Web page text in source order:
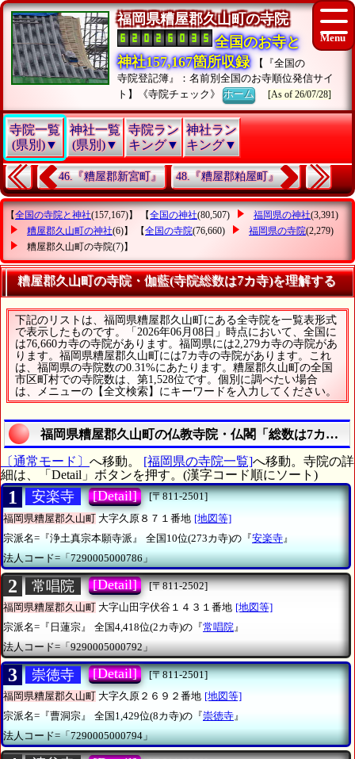
福岡県糟屋郡久山町の寺院
全国のお寺と
神社157,167箇所収録
【『全国の
寺院登記簿』：名前別全国のお寺順位発信サイ
ト】《寺院チェック》ホーム [As of 26/07/28]
寺院一覧
(県別)▼
神社一覧
(県別)▼
寺院ラン
キング▼
神社ラン
キング▼
46.『糟屋郡新宮町』 48.『糟屋郡粕屋町』
【全国の寺院と神社(157,167)】 【全国の神社(80,507) 福岡県の神社(3,391)
糟屋郡久山町の神社(6)】 【全国の寺院(76,660) 福岡県の寺院(2,279)
糟屋郡久山町の寺院(7)】
糟屋郡久山町の寺院・伽藍(寺院総数は7カ寺)を理解する
下記のリストは、福岡県糟屋郡久山町にある全寺院を一覧表形式
で表示したものです。「2026年06月08日」時点において、全国に
は76,660カ寺の寺院があります。福岡県には2,279カ寺の寺院があ
ります。福岡県糟屋郡久山町には7カ寺の寺院があります。これ
は、福岡県の寺院数の0.31%にあたります。糟屋郡久山町の全国
市区町村での寺院数は、第1,528位です。個別に調べたい場合
は、メニューの【全文検索】にキーワードを入力してください。
福岡県糟屋郡久山町の仏教寺院・仏閣「総数は7カ寺」
〔通常モード〕 へ移動。 [福岡県の寺院一覧]へ移動。寺院の詳
細は、「Detail」ボタンを押す。(漢字コード順にソート)
1 安楽寺 [Detail]
[〒811-2501]
福岡県糟屋郡久山町 大字久原８７１番地 [地図等]
宗派名=『浄土真宗本願寺派』
全国10位(273カ寺)の『安楽寺 』
法人コード=「7290005000786」
2 常唱院 [Detail]
[〒811-2502]
福岡県糟屋郡久山町 大字山田字伏谷１４３１番地 [地図等]
宗派名=『日蓮宗』
全国4,418位(2カ寺)の『常唱院』
法人コード=「9290005000792」
3 崇徳寺 [Detail]
[〒811-2501]
福岡県糟屋郡久山町 大字久原２６９２番地 [地図等]
宗派名=『曹洞宗』
全国1,429位(8カ寺)の『崇徳寺』
法人コード=「7290005000794」